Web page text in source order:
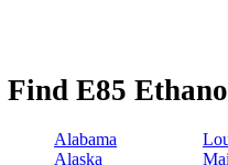
Find E85
Alabama
Alaska